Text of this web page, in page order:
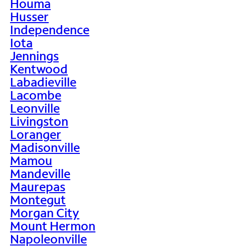
Houma
Husser
Independence
Iota
Jennings
Kentwood
Labadieville
Lacombe
Leonville
Livingston
Loranger
Madisonville
Mamou
Mandeville
Maurepas
Montegut
Morgan City
Mount Hermon
Napoleonville